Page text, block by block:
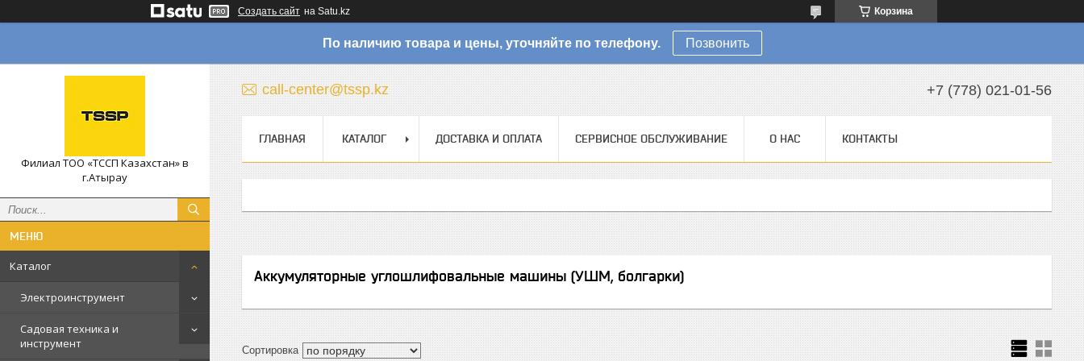
Создать сайт на Satu.kz Корзина
По наличию товара и цены, уточняйте по телефону. Позвонить
Филиал ТОО «ТССП Казахстан» в
г.Атырау
Каталог
Электроинструмент
Садовая техника и
инструмент
call-center@tssp.kz +7 (778) 021-01-56
ГЛАВНАЯ КАТАЛОГ ДОСТАВКА И ОПЛАТА СЕРВИСНОЕ ОБСЛУЖИВАНИЕ О НАС КОНТАКТЫ
Аккумуляторные углошлифовальные машины (УШМ, болгарки)